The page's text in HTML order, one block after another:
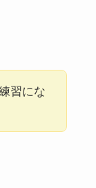
習にな